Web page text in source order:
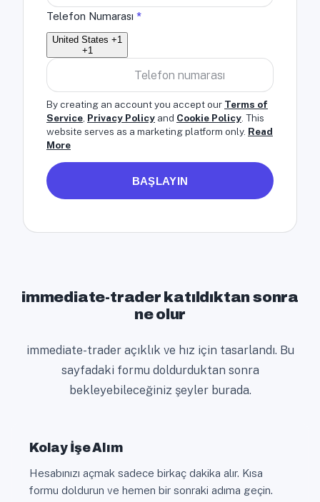
Telefon Numarası *
United States +1
+1
By creating an account you accept our Terms of
Service Privacy Policy and Cookie Policy . This
website serves as a marketing platform only. Read
More
BAŞLAYIN
immediate-trader katıldıktan sonra
ne olur
immediate-trader açıklık ve hız için tasarlandı. Bu
sayfadaki formu doldurduktan sonra
bekleyebileceğiniz şeyler burada.
Kolay İşe Alım
Hesabınızı açmak sadece birkaç dakika alır. Kısa
formu doldurun ve hemen bir sonraki adıma geçin.